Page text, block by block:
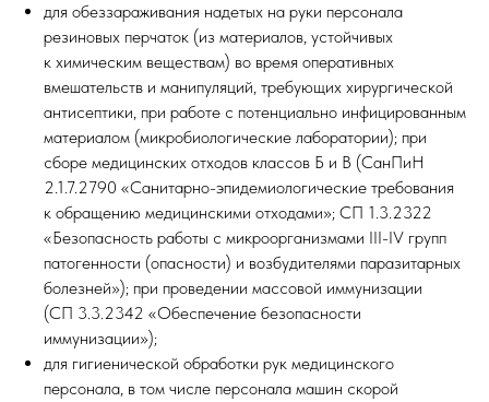
для обеззараживания надетых на руки персонала
резиновых перчаток (из материалов, устойчивых
к химическим веществам) во время оперативных
вмешательств и манипуляций, требующих хирургической
антисептики, при работе с потенциально инфицированным
материалом (микробиологические лаборатории); при
сборе медицинских отходов классов Б и В (СанПиН
2.1.7.2790 «Санитарно-эпидемиологические требования
к обращению медицинскими отходами»; СП 1.3.2322
«Безопасность работы с микроорганизмами III-IV групп
патогенности (опасности) и возбудителями паразитарных
болезней»); при проведении массовой иммунизации
(СП 3.3.2342 «Обеспечение безопасности
иммунизации»);
для гигиенической обработки рук медицинского
персонала, в том числе персонала машин скорой